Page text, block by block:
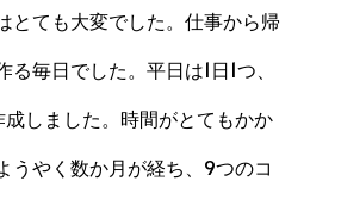
とても大変でした。仕事から帰
毎日でした。平日は1日1つ、
しました。時間がとてもかか
うやく数か月が経ち、9つのコ